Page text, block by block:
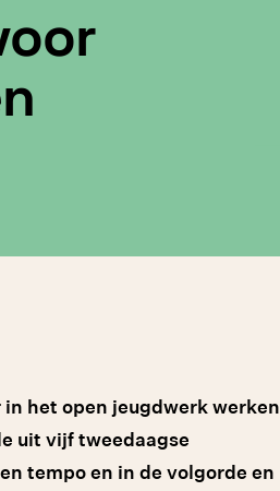
het open jeugdwerk werken
uit vijf tweedaagse
tempo en in de volgorde en